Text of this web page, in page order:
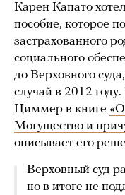
Карен Капато
пособие, которое
застрахованного
социального
до Верховного
случай в 2012
Циммер в книге
Могущество и
описывает его
Верховный суд
но в итоге не